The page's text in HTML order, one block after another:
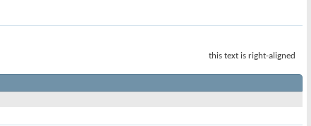
this text is right-aligned